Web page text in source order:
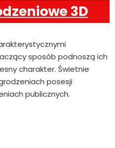
3D
sposób podnoszą ich
charakter. Świetnie
posesji
publicznych.